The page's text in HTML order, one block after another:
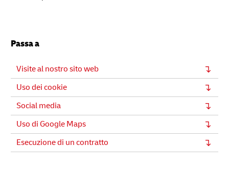
Passa a
Visite al nostro sito web
Uso dei cookie
Social media
Uso di Google Maps
Esecuzione di un contratto